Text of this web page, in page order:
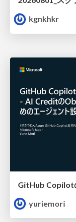
kgnkhkr
yuriemori